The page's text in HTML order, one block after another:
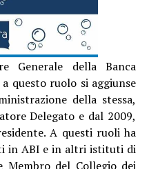
Generale della Banca
questo ruolo si aggiunse
della stessa,
Delegato e dal 2009,
A questi ruoli ha
in ABI e in altri istituti di
del Collegio dei